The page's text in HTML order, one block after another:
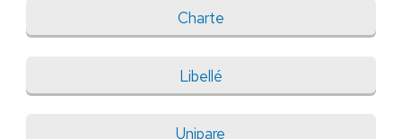
Charte
Libellé
Unipare